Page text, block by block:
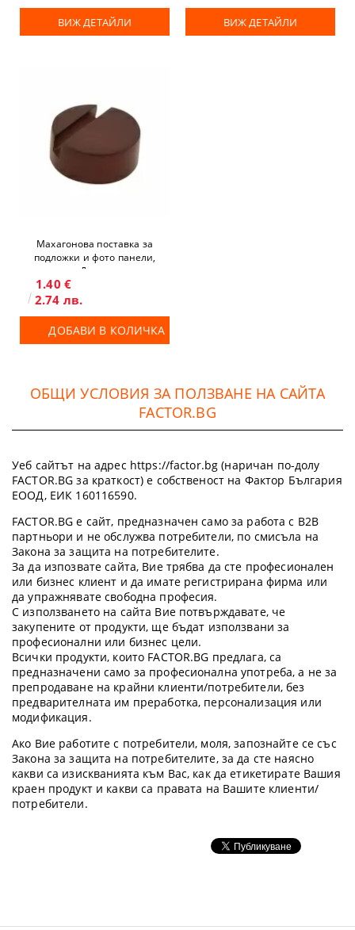
ВИЖ ДЕТАЙЛИ ВИЖ ДЕТАЙЛИ
Махагонова поставка за
подложки и фото панели,
Дърво
1.40 €
2.74 лв.
ДОБАВИ В КОЛИЧКА
ОБЩИ УСЛОВИЯ ЗА ПОЛЗВАНЕ НА САЙТА
FACTOR.BG
Уеб сайтът на адрес https://factor.bg (наричан по-долу
FACTOR.BG за краткост) е собственост на Фактор България
ЕООД, ЕИК 160116590.
FACTOR.BG е сайт, предназначен само за работа с B2B
партньори и не обслужва потребители, по смисъла на
Закона за защита на потребителите.
За да изпозвате сайта, Вие трябва да сте професионален
или бизнес клиент и да имате регистрирана фирма или
да упражнявате свободна професия.
С използването на сайта Вие потвърждавате, че
закупените от продукти, ще бъдат използвани за
професионални или бизнес цели.
Всички продукти, които FACTOR.BG предлага, са
предназначени само за професионална употреба, а не за
препродаване на крайни клиенти/потребители, без
предварителната им преработка, персонализация или
модификация.
Ако Вие работите с потребители, моля, запознайте се със
Закона за защита на потребителите, за да сте наясно
какви са изискванията към Вас, как да етикетирате Вашия
краен продукт и какви са правата на Вашите клиенти/
потребители.